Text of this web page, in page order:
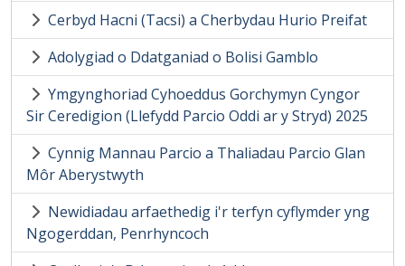
Cerbyd Hacni (Tacsi) a Cherbydau Hurio Preifat
Adolygiad o Ddatganiad o Bolisi Gamblo
Ymgynghoriad Cyhoeddus Gorchymyn Cyngor
Sir Ceredigion (Llefydd Parcio Oddi ar y Stryd) 2025
Cynnig Mannau Parcio a Thaliadau Parcio Glan
Môr Aberystwyth
Newidiadau arfaethedig i'r terfyn cyflymder yng
Ngogerddan, Penrhyncoch